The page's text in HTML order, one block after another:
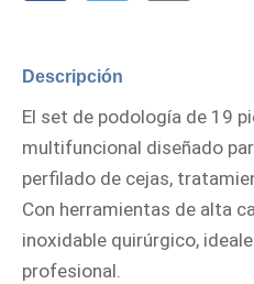
Descripción
El set de podología de 19
multifuncional diseñado
perfilado de cejas,
Con herramientas de alta
inoxidable quirúrgico,
profesional.